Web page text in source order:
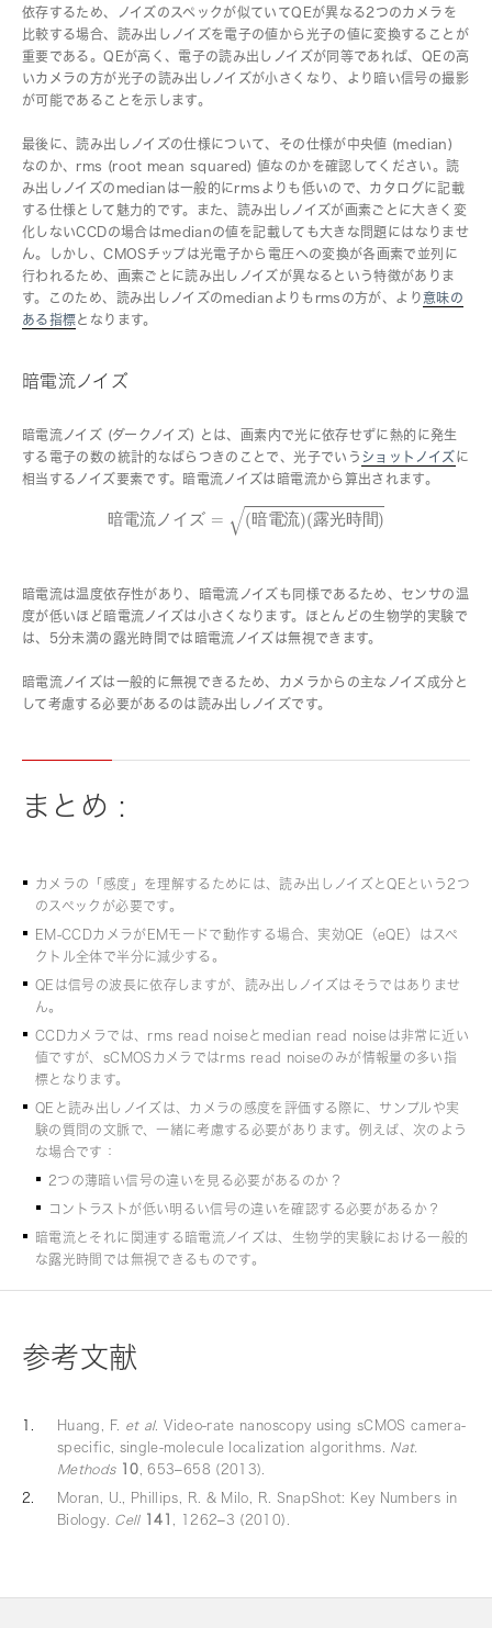
依存するため、ノイズのスペックが似ていてQEが異なる2つのカメラを
比較する場合、読み出しノイズを電子の値から光子の値に変換することが
重要である。QEが高く、電子の読み出しノイズが同等であれば、QEの高
いカメラの方が光子の読み出しノイズが小さくなり、より暗い信号の撮影
が可能であることを示します。
最後に、読み出しノイズの仕様について、その仕様が中央値 (median)
なのか、rms (root mean squared) 値なのかを確認してください。読
み出しノイズのmedianは一般的にrmsよりも低いので、カタログに記載
する仕様として魅力的です。また、読み出しノイズが画素ごとに大きく変
化しないCCDの場合はmedianの値を記載しても大きな問題にはなりませ
ん。しかし、CMOSチップは光電子から電圧への変換が各画素で並列に
行われるため、画素ごとに読み出しノイズが異なるという特徴がありま
す。このため、読み出しノイズのmedianよりもrmsの方が、より意味の
ある指標となります。
暗電流ノイズ
暗電流ノイズ (ダークノイズ) とは、画素内で光に依存せずに熱的に発生
する電子の数の統計的なばらつきのことで、光子でいう ショットノイズに
相当するノイズ要素です。暗電流ノイズは暗電流から算出されます。
暗電流ノ イ ズ = √(暗電流)(露光時間)
暗電流)(露光時間)
暗電流は温度依存性があり、暗電流ノイズも同様であるため、センサの温
度が低いほど暗電流ノイズは小さくなります。ほとんどの生物学的実験で
は、5分未満の露光時間では暗電流ノイズは無視できます。
暗電流ノイズは一般的に無視できるため、カメラからの主なノイズ成分と
して考慮する必要があるのは読み出しノイズです。
まとめ :
カメラの「感度」を理解するためには、読み出しノイズとQEという2つ
のスペックが必要です。
EM-CCDカメラがEMモードで動作する場合、実効QE（eQE）はスペ
クトル全体で半分に減少する。
QEは信号の波長に依存しますが、読み出しノイズはそうではありませ
ん。
CCDカメラでは、rms read noiseとmedian read noiseは非常に近い
値ですが、sCMOSカメラではrms read noiseのみが情報量の多い指
標となります。
QEと読み出しノイズは、カメラの感度を評価する際に、サンプルや実
験の質問の文脈で、一緒に考慮する必要があります。例えば、次のよう
な場合です：
2つの薄暗い信号の違いを見る必要があるのか？
コントラストが低い明るい信号の違いを確認する必要があるか？
暗電流とそれに関連する暗電流ノイズは、生物学的実験における一般的
な露光時間では無視できるものです。
参考文献
Huang, F. et al. Video-rate nanoscopy using sCMOS camera-
specific, single-molecule localization algorithms. Nat.
Methods 10 , 653–658 (2013).
Moran, U., Phillips, R. & Milo, R. SnapShot: Key Numbers in
Biology. Cell 141 , 1262–3 (2010).